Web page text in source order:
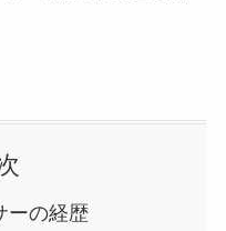
ーの経歴